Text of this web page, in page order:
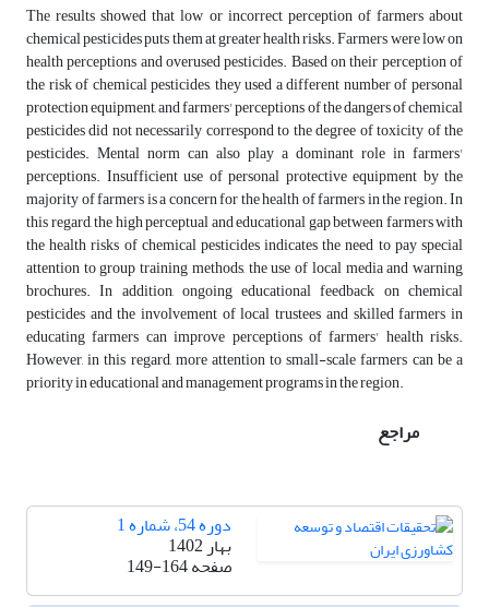
The results showed that low or incorrect perception of farmers about
chemical pesticides puts them at greater health risks. Farmers were low on
health perceptions and overused pesticides. Based on their perception of
the risk of chemical pesticides, they used a different number of personal
protection equipment, and farmers' perceptions of the dangers of chemical
pesticides did not necessarily correspond to the degree of toxicity of the
pesticides. Mental norm can also play a dominant role in farmers'
perceptions. Insufficient use of personal protective equipment by the
majority of farmers is a concern for the health of farmers in the region. In
this regard, the high perceptual and educational gap between farmers with
the health risks of chemical pesticides indicates the need to pay special
attention to group training methods, the use of local media and warning
brochures. In addition, ongoing educational feedback on chemical
pesticides and the involvement of local trustees and skilled farmers in
educating farmers can improve perceptions of farmers' health risks.
However, in this regard, more attention to small-scale farmers can be a
priority in educational and management programs in the region.
مراجع
دوره 54، شماره 1
بهار 1402
صفحه149-164